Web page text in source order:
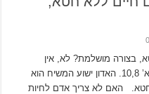
0
בצורה מושלמת? לא, אין
משיחיים שאינם חוטאים. ראשונה ליוחנן א’ 10,8. האדון ישוע המשיח הוא
חטא. האם לא צריך אדם לחיות